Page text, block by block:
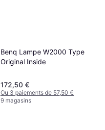
Benq Lampe W2000 Type
Original Inside
172,50 €
Ou 3 paiements de 57,50 €
9 magasins